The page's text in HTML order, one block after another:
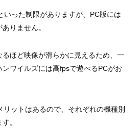
いった制限がありますが、PC版には
りません。
ほど映像が滑らかに見えるため、一
ワイルズには高fpsで遊べるPCがお
リットはあるので、それぞれの機種別
。